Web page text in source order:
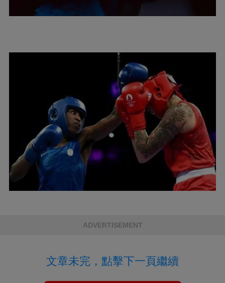
ADVERTISEMENT
文章未完，點擊下一頁繼續